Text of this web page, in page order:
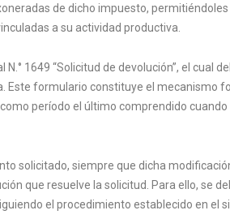
de dicho impuesto,
a su actividad productiva.
1649 “Solicitud de devolución”, el cual
Este formulario constituye el mecanismo
período el último comprendido cuando
solicitado, siempre que dicha
que resuelve la solicitud. Para ello, se
el procedimiento establecido en el